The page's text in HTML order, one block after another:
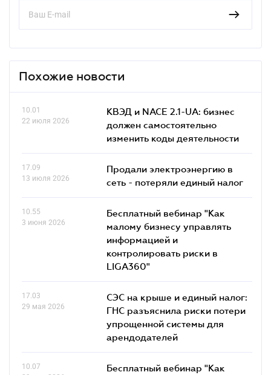
Похожие новости
10.01
22 июля 2026
КВЭД и NACE 2.1-UA: бизнес
должен самостоятельно
изменить коды деятельности
17.09
13 июля 2026
Продали электроэнергию в
сеть - потеряли единый налог
10.55
3 июня 2026
Бесплатный вебинар "Как
малому бизнесу управлять
информацией и
контролировать риски в
LIGA360"
17.03
29 мая 2026
СЭС на крыше и единый налог:
ГНС разъяснила риски потери
упрощенной системы для
арендодателей
10.07
Бесплатный вебинар "Как